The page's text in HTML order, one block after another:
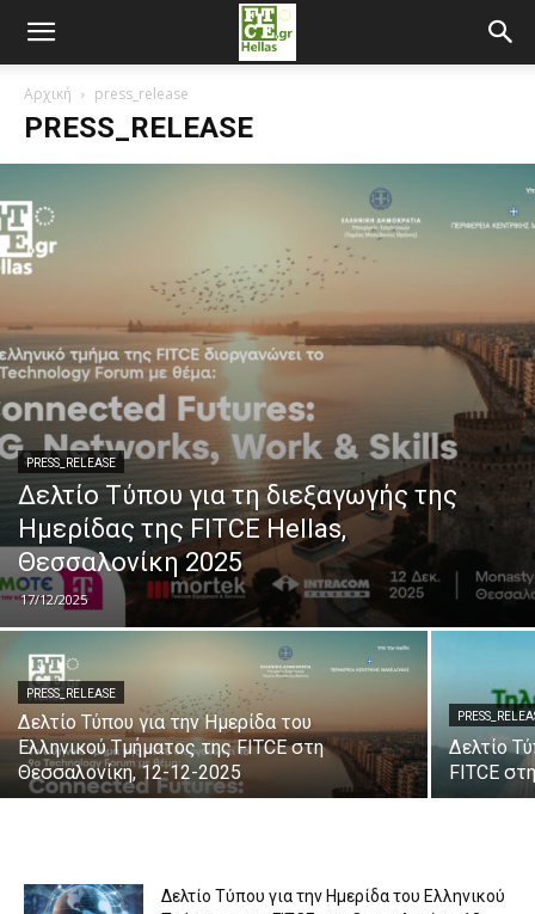
Αρχική press_release
PRESS_RELEASE
PRESS_RELEASE
Δελτίο Τύπου για τη διεξαγωγής της
Ημερίδας της FITCE Hellas,
Θεσσαλονίκη 2025
17/12/2025
PRESS_RELEASE
Δελτίο Τύπου για την Ημερίδα του
Ελληνικού Τμήματος της FITCE στη
Θεσσαλονίκη, 12-12-2025
Δελτίο
FITCE
Δελτίο Τύπου για την Ημερίδα του Ελληνικού